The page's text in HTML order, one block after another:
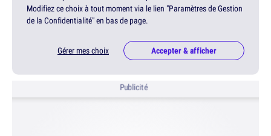
Modifiez ce choix à tout moment via le lien "Paramètres de Gestion
de la Confidentialité" en bas de page.
Gérer mes choix Accepter & afficher
Publicité